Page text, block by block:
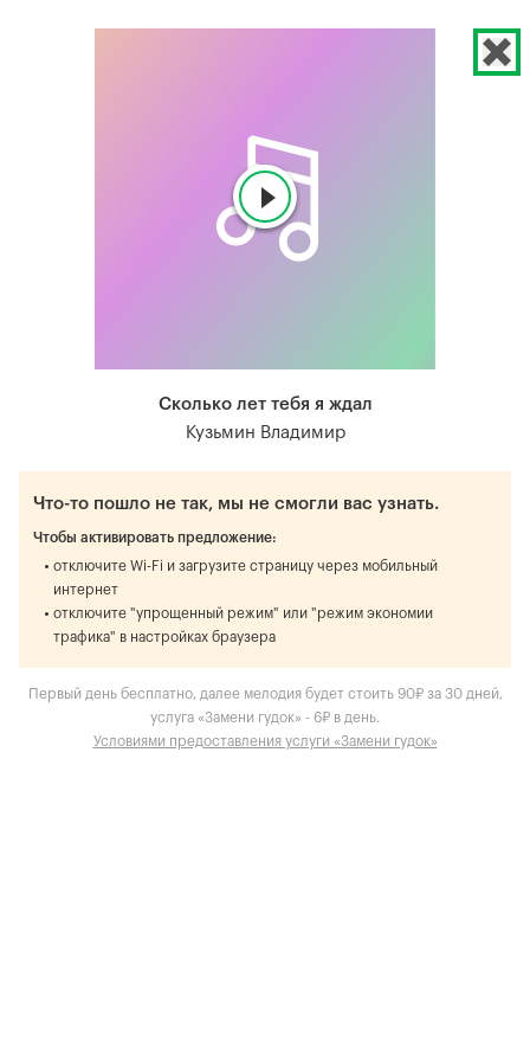
Сколько лет тебя я ждал
Кузьмин Владимир
Что-то пошло не так, мы не смогли вас узнать.
Чтобы активировать предложение:
отключите Wi-Fi и загрузите страницу через мобильный
интернет
отключите "упрощенный режим" или "режим экономии
трафика" в настройках браузера
Первый день бесплатно, далее мелодия будет стоить 90₽ за 30 дней,
услуга «Замени гудок» - 6₽ в день.
Условиями предоставления услуги «Замени гудок»